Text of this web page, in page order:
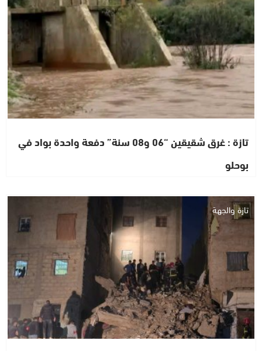
تازة : غرق شقيقين “06 و08 سنة” دفعة واحدة بواد في
بوحلو
تازة والجهة